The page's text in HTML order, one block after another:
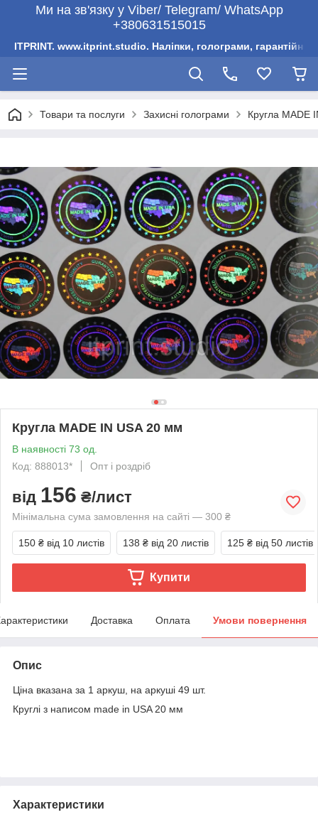
Ми на зв'язку у Viber/ Telegram/ WhatsApp
+380631515015
ITPRINT. www.itprint.studio. Наліпки, голограми, гарантійни
Товари та послуги Захисні голограми Кругла MADE
Кругла MADE IN USA 20 мм
В наявності 73 од.
Код: 888013*
Опт і роздріб
від 156 ₴/лист
Мінімальна сума замовлення на сайті — 300 ₴
150 ₴ від 10 листів 138 ₴ від 20 листів 125 ₴ від 50 листів
Купити
Доставка Оплата Умови повернення
Опис
Ціна вказана за 1 аркуш, на аркуші 49 шт.
Круглі з написом made in USA 20 мм
Характеристики